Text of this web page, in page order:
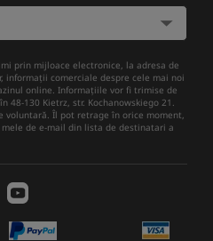
prin mijloace electronice, la adresa de
informații comerciale despre cele mai noi
online. Informațiile vor fi trimise de
48-130 Kietrz, str. Kochanowskiego 21.
voluntară. Îl pot retrage în orice moment,
de e-mail din lista de destinatari a